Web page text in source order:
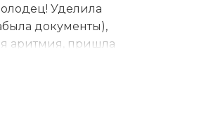
Уделила
документы),
аритмия, пришла
сделала ЭКГ.
назначила